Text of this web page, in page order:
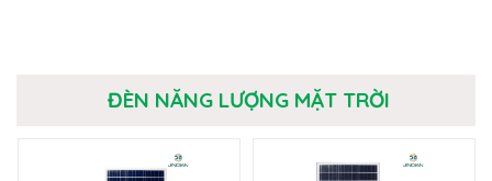
ĐÈN NĂNG LƯỢNG MẶT TRỜI